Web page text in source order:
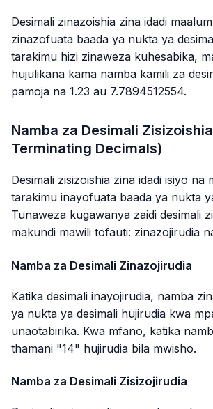
Desimali zinazoishia zina idadi
zinazofuata baada ya nukta ya
tarakimu hizi zinaweza kuhesabika,
hujulikana kama namba kamili za
pamoja na 1.23 au 7.7894512554.
Namba za Desimali
Terminating Decimals)
Desimali zisizoishia zina idadi isiyo na
tarakimu inayofuata baada ya nukta
Tunaweza kugawanya zaidi desimali
makundi mawili tofauti: zinazojirudia
Namba za Desimali Zinazojirudia
Katika desimali inayojirudia, namba
ya nukta ya desimali hujirudia kwa
unaotabirika. Kwa mfano, katika
thamani "14" hujirudia bila mwisho.
Namba za Desimali Zisizojirudia